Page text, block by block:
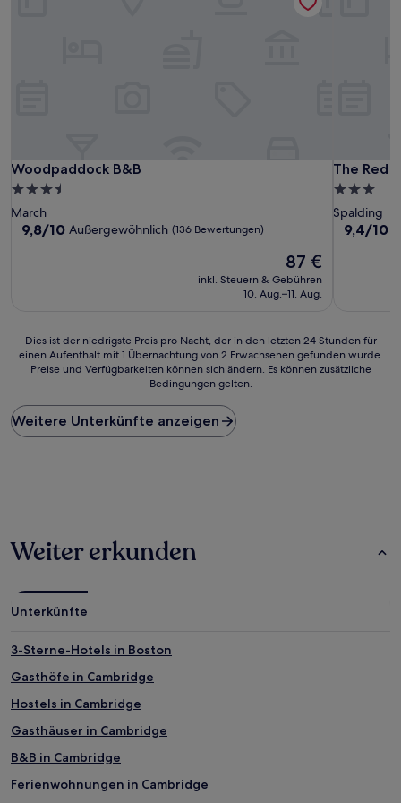
Woodpaddock B&B
Woodpaddock B&B
3.5-
Sterne-
Unterkunft
March
9.8
9,8/10 Außergewöhnlich (136 Bewertungen)
Der
Preis
beträgt
87 €
inkl. Steuern & Gebühren
10. Aug.–11. Aug.
The Red
The Red
3.0-
Sterne-
Spalding
9.4
9,4/10
Dies
ist
Preis
pro
Nacht,
einen
1 Übernachtung
von
gefunden
Preise
Verfügbarkeiten
können
ändern.
können
Dies ist der niedrigste Preis pro Nacht, der in den letzten 24 Stunden für
einen Aufenthalt mit 1 Übernachtung von 2 Erwachsenen gefunden wurde.
Preise und Verfügbarkeiten können sich ändern. Es können zusätzliche
Bedingungen gelten.
Weitere Unterkünfte anzeigen
Weiter erkunden
Unterkünfte
3-Sterne-Hotels in Boston
Gasthöfe in Cambridge
Hostels in Cambridge
Gasthäuser in Cambridge
B&B in Cambridge
Ferienwohnungen in Cambridge